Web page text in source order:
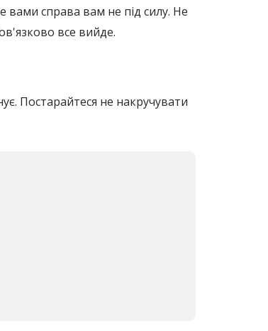
вами справа вам не під силу. Не
все вийде.
Постарайтеся не накручувати